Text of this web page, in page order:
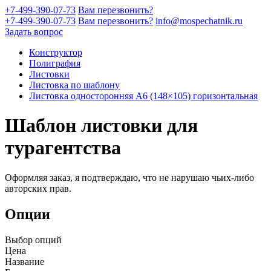
+7-499-390-07-73 Вам перезвонить?
+7-499-390-07-73 Вам перезвонить? info@mospechatnik.ru
Задать вопрос
Конструктор
Полиграфия
Листовки
Листовка по шаблону
Листовка односторонняя A6 (148×105) горизонтальная
Шаблон листовки для
турагентства
Оформляя заказ, я подтверждаю, что не нарушаю чьих-либо
авторских прав.
Опции
Выбор опций
Цена
Название